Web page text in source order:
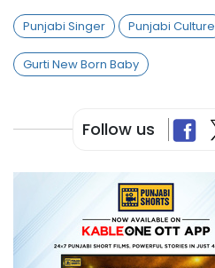
Punjabi Singer Punjabi Culture
Gurti New Born Baby
Follow us